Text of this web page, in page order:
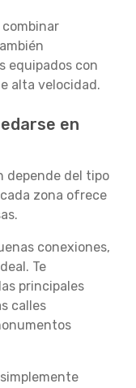
combinar
equipados con
alta velocidad.
en
depende del tipo
zona ofrece
conexiones,
Te
principales
calles